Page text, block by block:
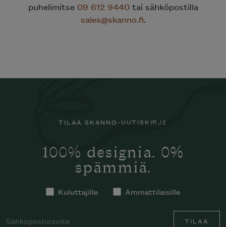
puhelimitse 09 612 9440tai sähköpostilla
sales@skanno.fi.
TILAA SKANNO-UUTISKIRJE
100% designia. 0%
spämmiä.
Kuluttajille Ammattilaisille
TILAA